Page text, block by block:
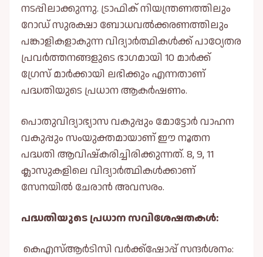
നടപ്പിലാക്കുന്നു. ട്രാഫിക് നിയന്ത്രണത്തിലും
റോഡ് സുരക്ഷാ ബോധവൽക്കരണത്തിലും
പങ്കാളികളാകുന്ന വിദ്യാർത്ഥികൾക്ക് പാഠ്യേതര
പ്രവർത്തനങ്ങളുടെ ഭാഗമായി 10 മാർക്ക്
ഗ്രേസ് മാർക്കായി ലഭിക്കും എന്നതാണ്
പദ്ധതിയുടെ പ്രധാന ആകർഷണം.
പൊതുവിദ്യാഭ്യാസ വകുപ്പും മോട്ടോർ വാഹന
വകുപ്പും സംയുക്തമായാണ് ഈ നൂതന
പദ്ധതി ആവിഷ്കരിച്ചിരിക്കുന്നത്. 8, 9, 11
ക്ലാസുകളിലെ വിദ്യാർത്ഥികൾക്കാണ്
സേനയിൽ ചേരാൻ അവസരം.
പദ്ധതിയുടെ പ്രധാന സവിശേഷതകൾ:
കെഎസ്ആർടിസി വർക്ക്‌ഷോപ്പ് സന്ദർശനം: